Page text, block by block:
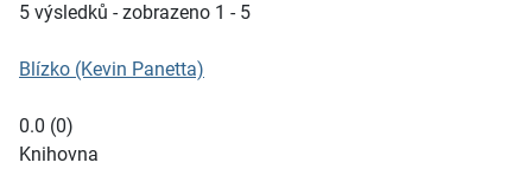
5 výsledků - zobrazeno 1 - 5
Blízko (Kevin Panetta)
0.0 (0)
Knihovna